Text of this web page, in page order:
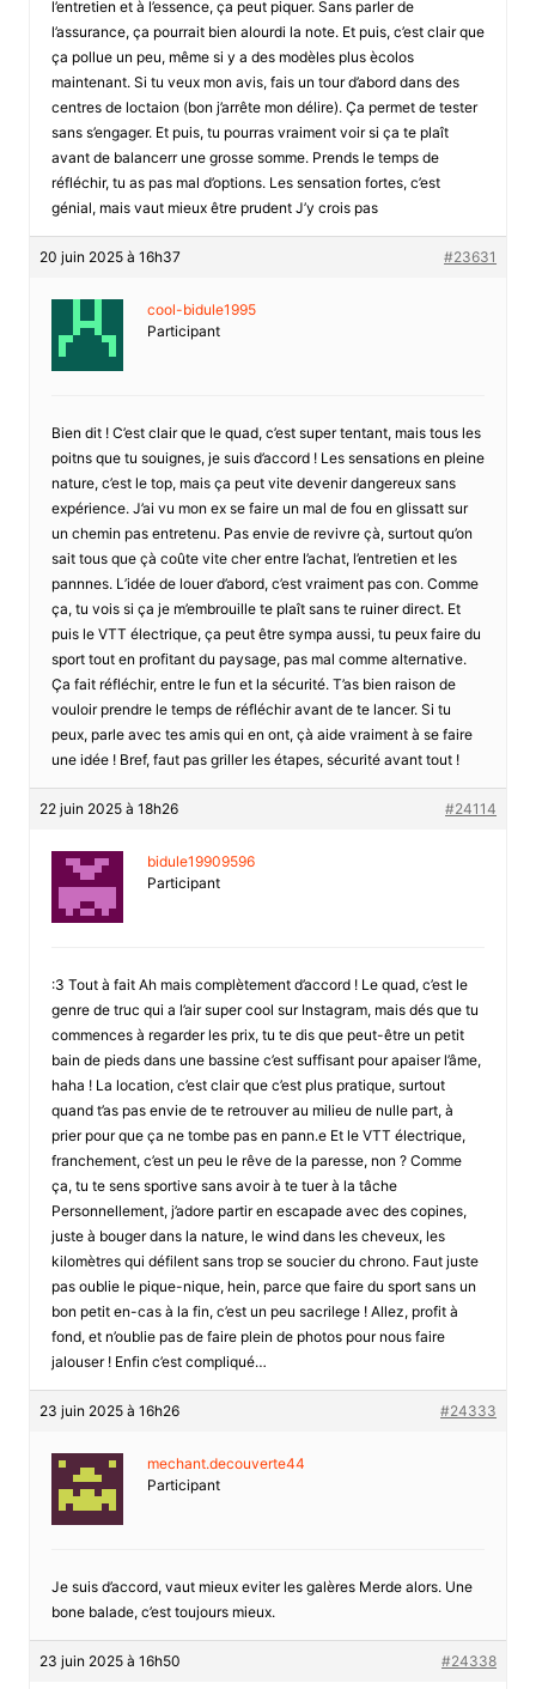
l’entretien et à l’essence, ça peut piquer. Sans parler de
l’assurance, ça pourrait bien alourdi la note. Et puis, c’est clair que
ça pollue un peu, même si y a des modèles plus ècolos
maintenant. Si tu veux mon avis, fais un tour d’abord dans des
centres de loctaion (bon j’arrête mon délire). Ça permet de tester
sans s’engager. Et puis, tu pourras vraiment voir si ça te plaît
avant de balancerr une grosse somme. Prends le temps de
réfléchir, tu as pas mal d’options. Les sensation fortes, c’est
génial, mais vaut mieux être prudent J’y crois pas
20 juin 2025 à 16h37 #23631
cool-bidule1995
Participant
Bien dit ! C’est clair que le quad, c’est super tentant, mais tous les
poitns que tu souignes, je suis d’accord ! Les sensations en pleine
nature, c’est le top, mais ça peut vite devenir dangereux sans
expérience. J’ai vu mon ex se faire un mal de fou en glissatt sur
un chemin pas entretenu. Pas envie de revivre çà, surtout qu’on
sait tous que çà coûte vite cher entre l’achat, l’entretien et les
pannnes. L’idée de louer d’abord, c’est vraiment pas con. Comme
ça, tu vois si ça je m’embrouille te plaît sans te ruiner direct. Et
puis le VTT électrique, ça peut être sympa aussi, tu peux faire du
sport tout en profitant du paysage, pas mal comme alternative.
Ça fait réfléchir, entre le fun et la sécurité. T’as bien raison de
vouloir prendre le temps de réfléchir avant de te lancer. Si tu
peux, parle avec tes amis qui en ont, çà aide vraiment à se faire
une idée ! Bref, faut pas griller les étapes, sécurité avant tout !
22 juin 2025 à 18h26 #24114
bidule19909596
Participant
:3 Tout à fait Ah mais complètement d’accord ! Le quad, c’est le
genre de truc qui a l’air super cool sur Instagram, mais dés que tu
commences à regarder les prix, tu te dis que peut-être un petit
bain de pieds dans une bassine c’est suffisant pour apaiser l’âme,
haha ! La location, c’est clair que c’est plus pratique, surtout
quand t’as pas envie de te retrouver au milieu de nulle part, à
prier pour que ça ne tombe pas en pann.e Et le VTT électrique,
franchement, c’est un peu le rêve de la paresse, non ? Comme
ça, tu te sens sportive sans avoir à te tuer à la tâche
Personnellement, j’adore partir en escapade avec des copines,
juste à bouger dans la nature, le wind dans les cheveux, les
kilomètres qui défilent sans trop se soucier du chrono. Faut juste
pas oublie le pique-nique, hein, parce que faire du sport sans un
bon petit en-cas à la fin, c’est un peu sacrilege ! Allez, profit à
fond, et n’oublie pas de faire plein de photos pour nous faire
jalouser ! Enfin c’est compliqué…
23 juin 2025 à 16h26 #24333
mechant.decouverte44
Participant
Je suis d’accord, vaut mieux eviter les galères Merde alors. Une
bone balade, c’est toujours mieux.
23 juin 2025 à 16h50 #24338